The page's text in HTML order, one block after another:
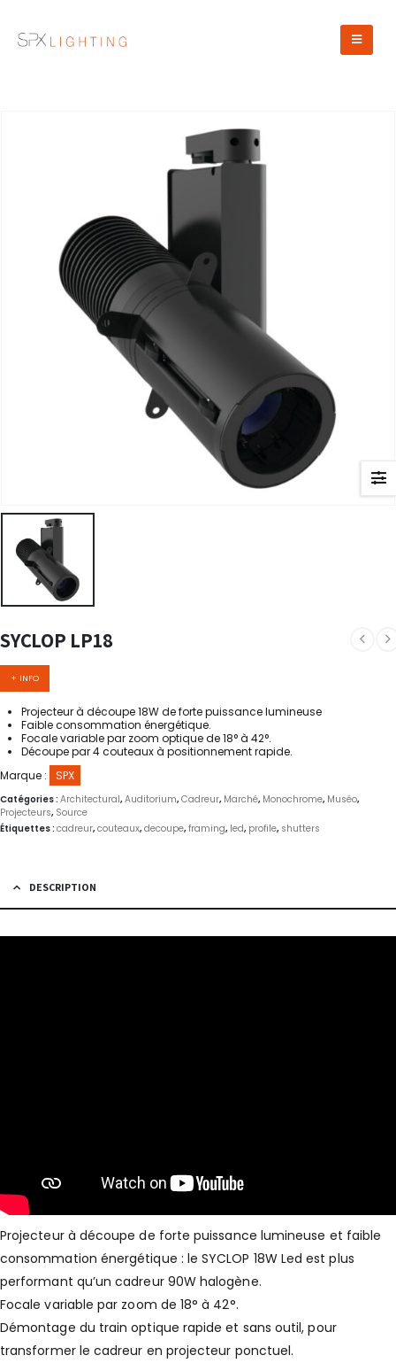
SYCLOP LP18
+ INFO
Projecteur à découpe 18W de forte puissance lumineuse
Faible consommation énergétique.
Focale variable par zoom optique de 18° à 42°.
Découpe par 4 couteaux à positionnement rapide.
Marque :
SPX
Catégories : Architectural, Auditorium, Cadreur, Marché, Monochrome, Muséo,
Projecteurs, Source
Étiquettes : cadreur, couteaux, decoupe, framing, led, profile, shutters
DESCRIPTION
Projecteur à découpe de forte puissance lumineuse et faible
consommation énergétique : le SYCLOP 18W Led est plus
performant qu’un cadreur 90W halogène.
Focale variable par zoom de 18° à 42°.
Démontage du train optique rapide et sans outil, pour
transformer le cadreur en projecteur ponctuel.